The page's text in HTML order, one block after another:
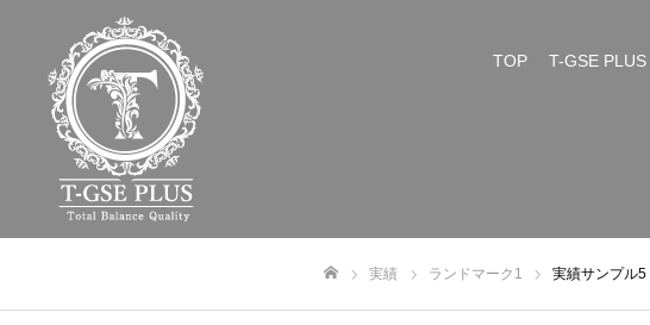
TOP T-GSE PLUS
実績 ランドマーク1 実績サンプル5